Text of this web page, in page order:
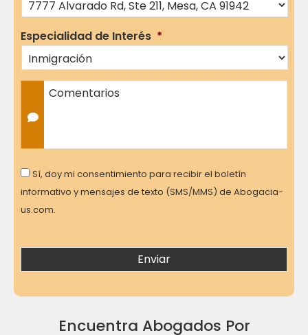
Especialidad de Interés *
Comentarios
Consent
Sí, doy mi consentimiento para recibir el boletín
informativo y mensajes de texto (SMS/MMS) de Abogacia-
us.com.
Encuentra Abogados Por